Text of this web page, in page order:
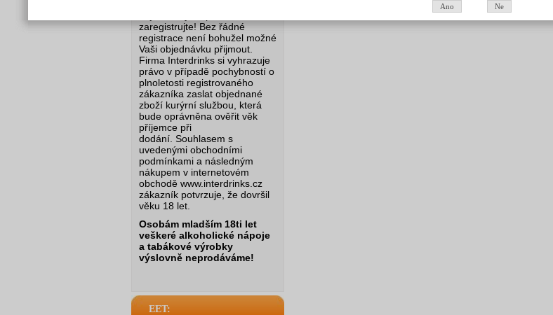
zaregistrujte! Bez řádné
registrace není bohužel možné
Vaši objednávku přijmout.
Firma Interdrinks si vyhrazuje
právo v případě pochybností o
plnoletosti registrovaného
zákazníka zaslat objednané
zboží kurýrní službou, která
bude oprávněna ověřit věk
příjemce při
dodání. Souhlasem s
uvedenými obchodními
podmínkami a následným
nákupem v internetovém
obchodě www.interdrinks.cz
zákazník potvrzuje, že dovršil
věku 18 let.
Osobám mladším 18ti let
veškeré alkoholické nápoje
a tabákové výrobky
výslovně neprodáváme!
EET:
Ano Ne